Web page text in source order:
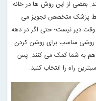
بعضی از این روش ها در خانه
پزشک متخصص تجویز می
دیر نیست؛ حتی اگر در دهه
روشی مناسب برای روشن کردن
هم به شما کمک می کنند. پس
راه را انتخاب کنید.